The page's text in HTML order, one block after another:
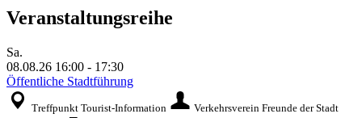
Veranstaltungsreihe
Sa.
08.08.26 16:00 - 17:30
Öffentliche Stadtführung
Treffpunkt Tourist-Information Verkehrsverein Freunde der Stadt